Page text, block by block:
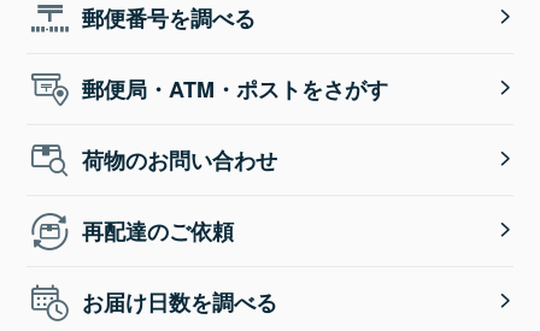
郵便番号を調べる
郵便局・ATM・ポストをさがす
荷物のお問い合わせ
再配達のご依頼
お届け日数を調べる